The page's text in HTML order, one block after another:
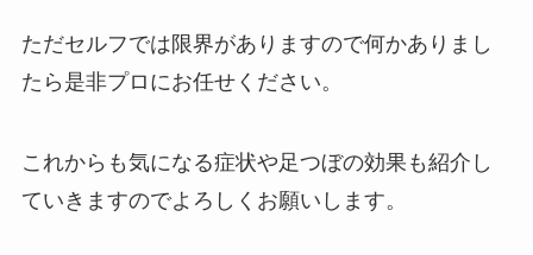
ただセルフでは限界がありますので何かありまし
たら是非プロにお任せください。
これからも気になる症状や足つぼの効果も紹介し
ていきますのでよろしくお願いします。